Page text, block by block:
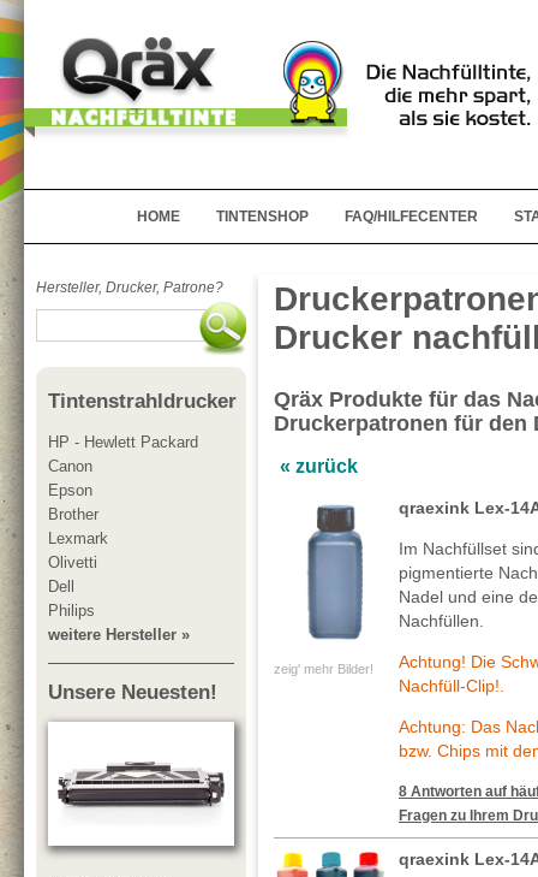
HOME TINTENSHOP FAQ/HILFECENTER
Hersteller, Drucker, Patrone?
Tintenstrahldrucker
HP - Hewlett Packard
Canon
Epson
Brother
Lexmark
Olivetti
Dell
Philips
weitere Hersteller »
Unsere Neuesten!
Drucker
Qräx Produkte für das
Druckerpatronen für den
« zurück
zeig' mehr Bilder!
qraexink Lex-
Im Nachfüllset
pigmentierte
Nadel und eine
Nachfüllen.
Achtung! Die
Nachfüll-Clip!.
Achtung: Das
bzw. Chips mit
8 Antworten auf
Fragen zu Ihrem
qraexink Lex-